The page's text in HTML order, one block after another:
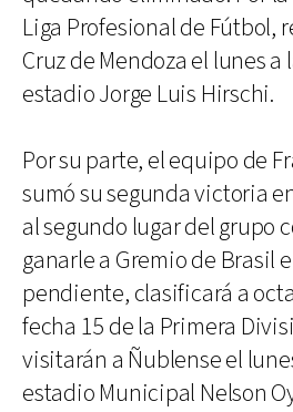
Liga Profesional de Fútbol,
Cruz de Mendoza el lunes a
estadio Jorge Luis Hirschi.
Por su parte, el equipo de
sumó su segunda victoria
al segundo lugar del grupo
ganarle a Gremio de Brasil
pendiente, clasificará a
fecha 15 de la Primera
visitarán a Ñublense el
estadio Municipal Nelson